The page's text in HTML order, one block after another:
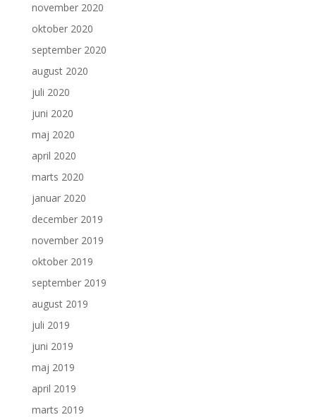
november 2020
oktober 2020
september 2020
august 2020
juli 2020
juni 2020
maj 2020
april 2020
marts 2020
januar 2020
december 2019
november 2019
oktober 2019
september 2019
august 2019
juli 2019
juni 2019
maj 2019
april 2019
marts 2019